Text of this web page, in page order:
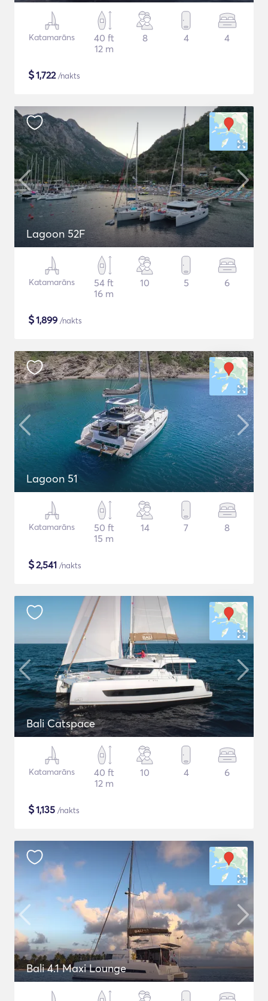
Katamarāns
40 ft
12 m
8 4 4
$1,722/nakts
Lagoon 52F
Katamarāns
54 ft
16 m
10 5 6
$1,899 /nakts
Lagoon 51
Katamarāns
50 ft
15 m
14 7 8
$2,541 /nakts
Bali Catspace
Katamarāns
40 ft
12 m
10 4 6
$1,135 /nakts
Bali 4.1 Maxi Lounge